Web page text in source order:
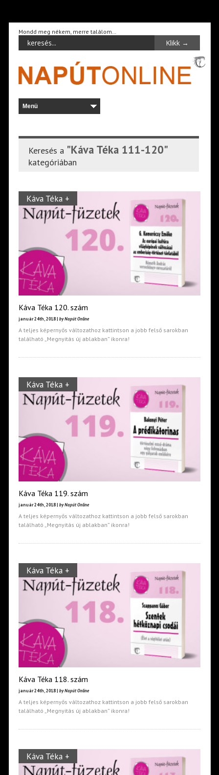
Mondd meg nékem, merre találom…
Keresés a "Káva Téka 111-120"
kategóriában
Káva Téka +
Káva Téka 120. szám
január 24th, 2018 | by Napút Online
A teljes képernyős változathoz kattintson a jobb felső sarokban
található „Megnyitás új ablakban” ikonra!
Káva Téka +
Káva Téka 119. szám
január 24th, 2018 | by Napút Online
A teljes képernyős változathoz kattintson a jobb felső sarokban
található „Megnyitás új ablakban” ikonra!
Káva Téka +
Káva Téka 118. szám
január 24th, 2018 | by Napút Online
A teljes képernyős változathoz kattintson a jobb felső sarokban
található „Megnyitás új ablakban” ikonra!
Káva Téka +